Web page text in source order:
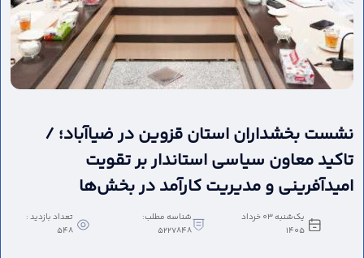
نشست بخشداران استان قزوین در ضیاآباد؛ /
تاکید معاون سیاسی استاندار بر تقویت
امیدآفرینی و مدیریت کارآمد در بخش‌ها
یک‌شنبه 03 خرداد
1405
شناسه مطلب:
5227848
تعداد بازدید :
548